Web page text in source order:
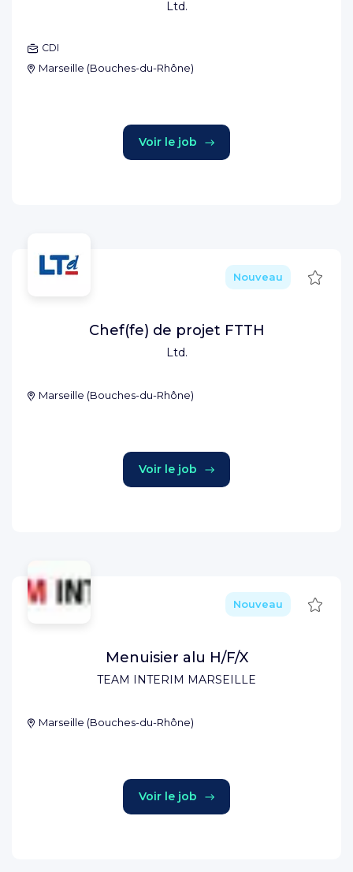
Ltd.
CDI
Marseille (Bouches-du-Rhône)
Voir le job
Ltd.
Nouveau
Chef(fe) de projet FTTH
Marseille (Bouches-du-Rhône)
Voir le job
TEAM INTERIM MARSEILLE
Nouveau
Menuisier alu H/F/X
Marseille (Bouches-du-Rhône)
Voir le job